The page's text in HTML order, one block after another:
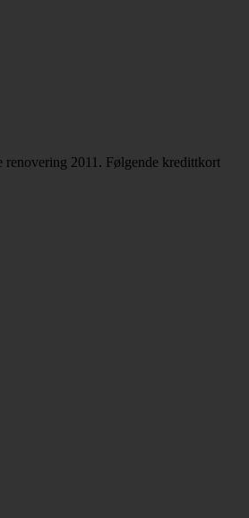
renovering 2011. Følgende kredittkort